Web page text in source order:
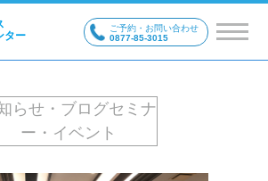
ター
ご予約・お問い合わせ
0877-85-3015
らせ・ブログセミナ
ー・イベント